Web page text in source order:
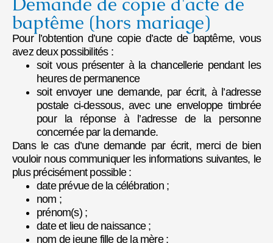
baptême (hors mariage)
Pour l’obtention d’une copie d’acte de baptême, vous
avez deux possibilités :
soit vous présenter à la chancellerie pendant les
heures de permanence
soit envoyer une demande, par écrit, à l’adresse
postale ci-dessous, avec une enveloppe timbrée
pour la réponse à l’adresse de la personne
concernée par la demande.
Dans le cas d’une demande par écrit, merci de bien
vouloir nous communiquer les informations suivantes, le
plus précisément possible :
date prévue de la célébration ;
nom ;
prénom(s) ;
date et lieu de naissance ;
nom de jeune fille de la mère ;